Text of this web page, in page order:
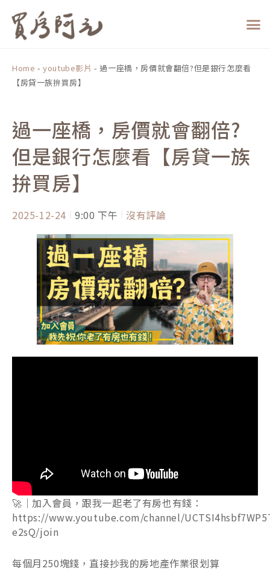
Home -youtube影片 -過一座橋，房價就會翻倍?但是銀行怎麼看
【房貸一族拚買房】
過一座橋，房價就會翻倍?
但是銀行怎麼看【房貸一族
拚買房】
2025-12-24 9:00 下午 沒有評論
🚀｜加入會員，跟我一起老了有房也有錢：
https://www.youtube.com/channel/
e2sQ/join
每個月250塊錢，直接抄我的房地產作業很划算